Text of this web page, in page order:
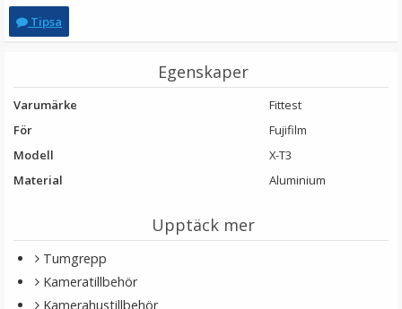
★★★★★
Tipsa
Egenskaper
Varumärke
Fittest
För
Fujifilm
Modell
X-T3
Material
Aluminium
Upptäck mer
Tumgrepp
Kameratillbehör
Kamerahustillbehör